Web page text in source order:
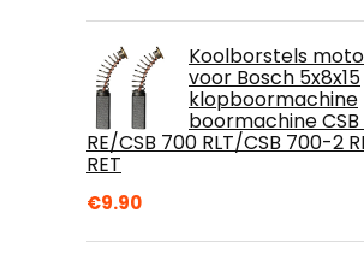
Koolborstels
voor Bosch 5x8x15
klopboormachine
boormachine
RE/CSB 700 RLT/CSB 700-2
RET
€9.90